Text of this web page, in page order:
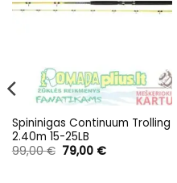
Spininigas Continuum Trolling
2.40m 15-25LB
99,00€ Original
price
79,00 €Current